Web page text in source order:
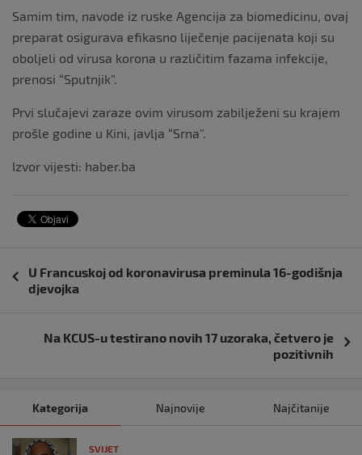
Samim tim, navode iz ruske Agencija za biomedicinu, ovaj
preparat osigurava efikasno liječenje pacijenata koji su
oboljeli od virusa korona u različitim fazama infekcije,
prenosi “Sputnjik”.
Prvi slučajevi zaraze ovim virusom zabilježeni su krajem
prošle godine u Kini, javlja “Srna”.
Izvor vijesti: haber.ba
objava
U Francuskoj od koronavirusa preminula 16-godišnja
djevojka
Na KCUS-u testirano novih 17 uzoraka, četvero je
pozitivnih
Kategorija Najnovije Najčitanije
SVIJET